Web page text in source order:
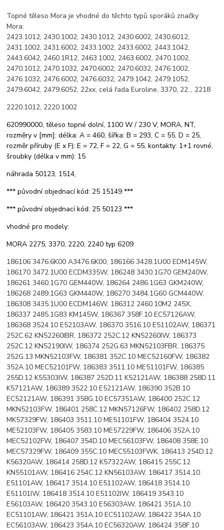
Topné těleso Mora je vhodné do těchto typů sporáků značky
Mora:
2423.1012, 2430.1002, 2430.1012, 2430.6002, 2430.6012,
2431.1002, 2431.6002, 2433.1002, 2433.6002, 2443.1042,
2443.6042, 2460.1R12, 2463.1002, 2463.6002, 2470.1002,
2470.1012, 2470.1032, 2470.6002, 2470.6032, 2476.1002,
2476.1032, 2476.6002, 2476.6032, 2479.1042, 2479.1052,
2479.6042, 2479.6052, 22xx, celá řada Euroline, 3370, 22.., 2218
2220.1012, 2220.1002
620990000, těleso topné dolní, 1100 W / 230 V, MORA, NT,
rozměry v [mm]: délka: A = 460, šířka: B = 293, C = 55, D = 25,
rozměr příruby (E x F): E = 72, F = 22, G = 55, kontakty: 1+1 rovné,
šroubky (délka v mm): 15
náhrada 50123, 1514,
*** původní objednací kód: 25 15149 ***
*** původní objednací kód: 25 50123 ***
vhodné pro modely:
MORA 2275, 3370, 2220, 2240 typ 6209
186106 3476.6K00 A3476.6K00, 186166 3428.1U00 EDM145W,
186170 3472.1U00 ECDM335W, 186248 3430.1G70 GEM240W,
186261 3460.1G70 GEM440W, 186264 2486.1G63 GKM240W,
186268 2489.1G63 GKM440W, 186270 3484.1G60 GCM440W,
186308 3435.1U00 ECDM146W, 186312 2460.10M2 245X,
186337 2485.1G83 KM145W, 186367 358F.10 EC57126AW,
186368 3524.10 E52103AW, 186370 3516.10 E51102AW, 186371
252C.62 KN52260IBR, 186372 252C.12 KN52260IW, 186373
252C.12 KN52190IW, 186374 252G.63 MKN52103FBR, 186375
252G.13 MKN52103FW, 186381 352C.10 MEC52160FW, 186382
352A.10 MEC52101FW, 186383 3511.10 ME51101FW, 186385
255D.12 K55303IW, 186387 252D.11 K52121AW, 186388 258D.11
K57121AW, 186389 3522.10 E52121AW, 186390 352B.10
EC52121AW, 186391 358G.10 EC57351AW, 186400 252C.12
MKN52103FW, 186401 258C.12 MKN57126FW, 186402 258D.12
MK57329FW, 186403 3511.10 ME51101FW, 186404 3524.10
ME52103FW, 186405 3583.10 ME57229FW, 186406 352A.10
MEC52102FW, 186407 354D.10 MEC56103FW, 186408 358E.10
MEC57329FW, 186409 355C.10 MEC55103FWK, 186413 254D.12
K56320AW, 186414 258D.12 K57322AW, 186415 255C.12
KN55101AW, 186416 254C.12 KN56103AW, 186417 3514.10
E51101AW, 186417 3514.10 E51102AW, 186418 3514.10
E51101IW, 186418 3514.10 E51102IW, 186419 3543.10
E56103AW, 186420 3543.10 E56303AW, 186421 351A.10
EC51101AW, 186421 351A.10 EC51102AW, 186422 354A.10
EC56103AW, 186423 354A.10 EC56320AW, 186424 358F.10